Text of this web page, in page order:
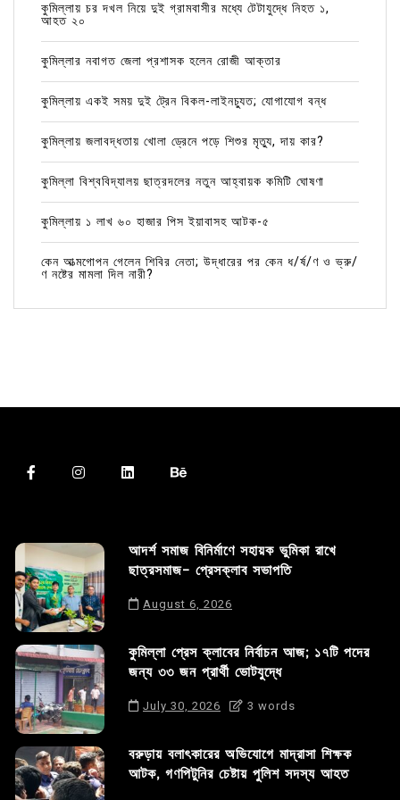
কুমিল্লায় চর দখল নিয়ে দুই গ্রামবাসীর মধ্যে টেটাযুদ্ধে নিহত ১,
আহত ২০
কুমিল্লার নবাগত জেলা প্রশাসক হলেন রোজী আক্তার
কুমিল্লায় একই সময় দুই ট্রেন বিকল-লাইনচ্যুত; যোগাযোগ বন্ধ
কুমিল্লায় জলাবদ্ধতায় খোলা ড্রেনে পড়ে শিশুর মৃত্যু, দায় কার?
কুমিল্লা বিশ্ববিদ্যালয় ছাত্রদলের নতুন আহ্বায়ক কমিটি ঘোষণা
কুমিল্লায় ১ লাখ ৬০ হাজার পিস ইয়াবাসহ আটক-৫
কেন আত্মগোপন গেলেন শিবির নেতা; উদ্ধারের পর কেন ধ/র্ষ/ণ ও ভ্রু/
ণ নষ্টের মামলা দিল নারী?
আদর্শ সমাজ বিনির্মাণে সহায়ক ভুমিকা রাখে
ছাত্রসমাজ- প্রেসক্লাব সভাপতি
August 6, 2026
কুমিল্লা প্রেস ক্লাবের নির্বাচন আজ; ১৭টি পদের
জন্য ৩৩ জন প্রার্থী ভোটযুদ্ধে
July 30, 2026 3 words
বরুড়ায় বলাৎকারের অভিযোগে মাদ্রাসা শিক্ষক
আটক, গণপিটুনির চেষ্টায় পুলিশ সদস্য আহত